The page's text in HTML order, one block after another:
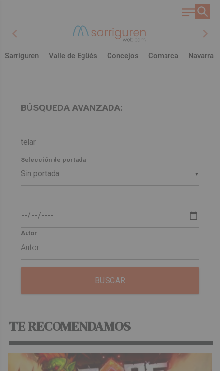
chevron_left chevron_right
Sarriguren Valle de Egüés Concejos Comarca Navarra
BÚSQUEDA AVANZADA:
▼
Selección de portada
Autor
BUSCAR
TE RECOMENDAMOS